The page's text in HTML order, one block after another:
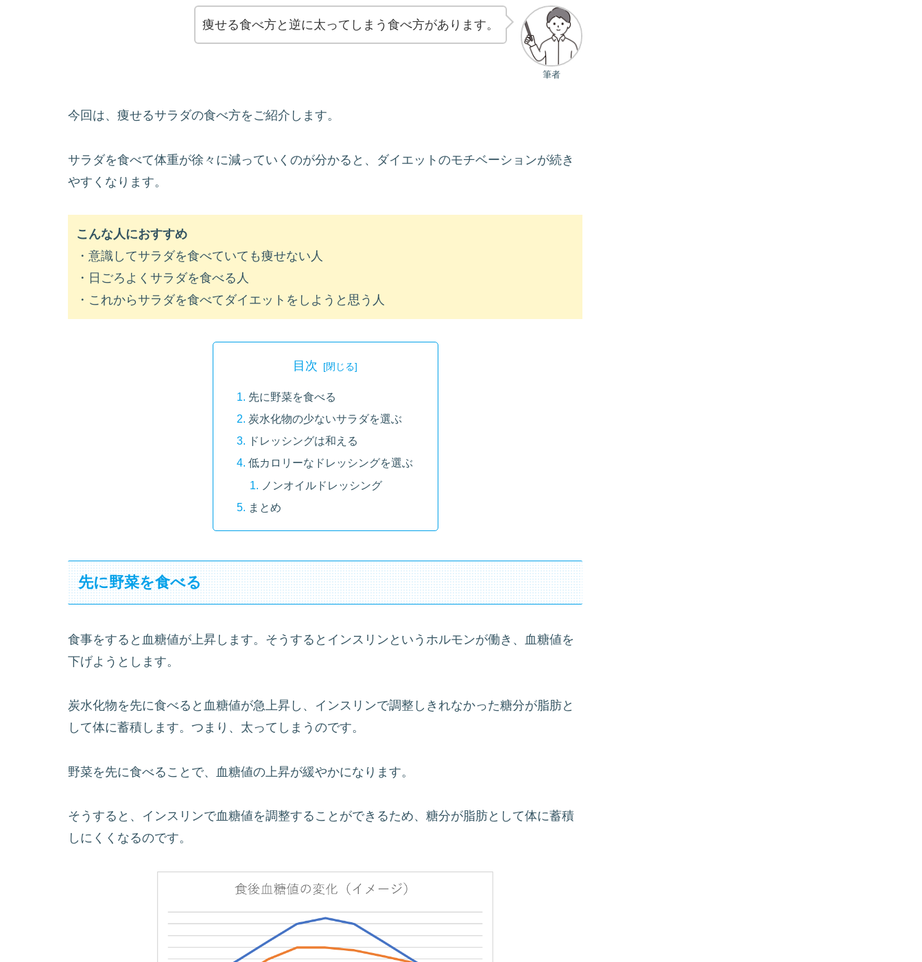
筆者
痩せる食べ方と逆に太ってしまう食べ方があります。
今回は、痩せるサラダの食べ方をご紹介します。
サラダを食べて体重が徐々に減っていくのが分かると、ダイエットのモチベーションが続き
やすくなります。
こんな人におすすめ
・意識してサラダを食べていても痩せない人
・日ごろよくサラダを食べる人
・これからサラダを食べてダイエットをしようと思う人
目次
先に野菜を食べる
炭水化物の少ないサラダを選ぶ
ドレッシングは和える
低カロリーなドレッシングを選ぶ
ノンオイルドレッシング
まとめ
先に野菜を食べる
食事をすると血糖値が上昇します。そうするとインスリンというホルモンが働き、血糖値を
下げようとします。
炭水化物を先に食べると血糖値が急上昇し、インスリンで調整しきれなかった糖分が脂肪と
して体に蓄積します。つまり、太ってしまうのです。
野菜を先に食べることで、血糖値の上昇が緩やかになります。
そうすると、インスリンで血糖値を調整することができるため、糖分が脂肪として体に蓄積
しにくくなるのです。